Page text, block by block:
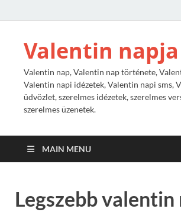
Valentin napja
Valentin nap, Valentin nap története,
Valentin napi idézetek, Valentin napi sms,
üdvözlet, szerelmes idézetek, szerelmes
szerelmes üzenetek.
MAIN MENU
Legszebb valentin